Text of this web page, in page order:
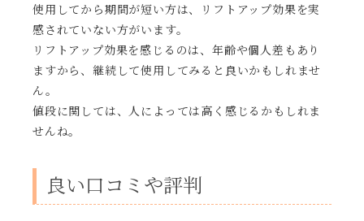
使用してから期間が短い方は、リフトアップ効果を実
感されていない方がいます。
リフトアップ効果を感じるのは、年齢や個人差もあり
ますから、継続して使用してみると良いかもしれませ
ん。
値段に関しては、人によっては高く感じるかもしれま
せんね。
良い口コミや評判